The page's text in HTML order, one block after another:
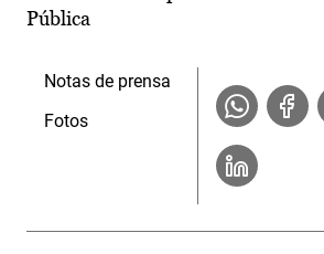
Pública
Notas de prensa
Fotos